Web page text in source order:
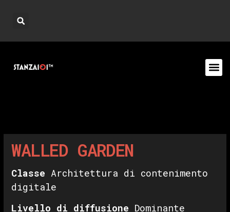
WALLED GARDEN
Classe Architettura di contenimento
digitale
Livello di diffusione Dominante